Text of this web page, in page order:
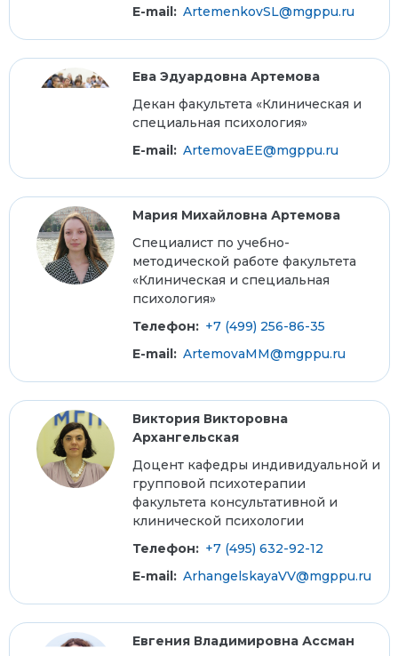
E-mail: ArtemenkovSL@mgppu.ru
Ева Эдуардовна Артемова
Декан факультета «Клиническая и
специальная психология»
E-mail: ArtemovaEE@mgppu.ru
Мария Михайловна Артемова
Специалист по учебно-
методической работе факультета
«Клиническая и специальная
психология»
Телефон: +7 (499) 256-86-35
E-mail: ArtemovaMM@mgppu.ru
Виктория Викторовна
Архангельская
Доцент кафедры индивидуальной и
групповой психотерапии
факультета консультативной и
клинической психологии
Телефон: +7 (495) 632-92-12
E-mail: ArhangelskayaVV@mgppu.ru
Евгения Владимировна Ассман